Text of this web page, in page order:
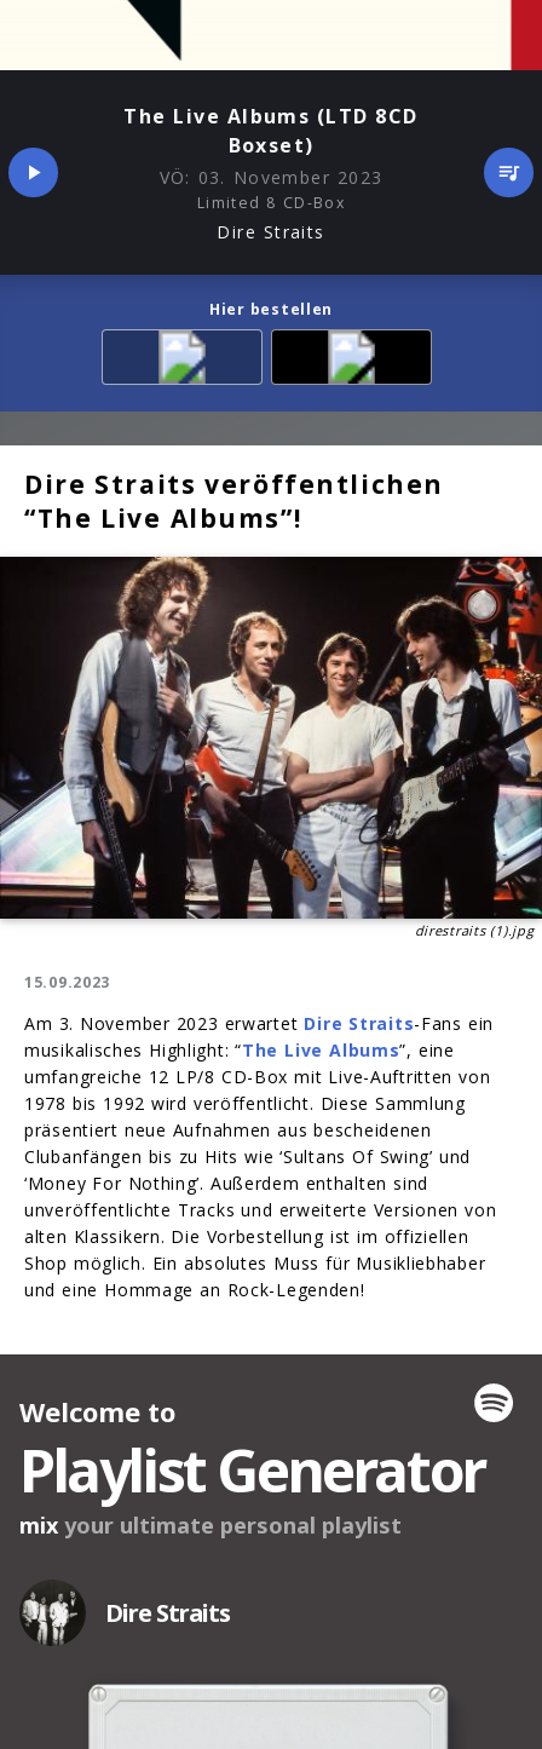
The Live Albums (LTD 8CD
Boxset)
VÖ: 03. November 2023
Limited 8 CD-Box
Dire Straits
Hier bestellen
Dire Straits veröffentlichen
“The Live Albums”!
direstraits (1).jpg
15.09.2023
Am 3. November 2023 erwartet Dire Straits-Fans ein
musikalisches Highlight: “The Live Albums”, eine
umfangreiche 12 LP/8 CD-Box mit Live-Auftritten von
1978 bis 1992 wird veröffentlicht. Diese Sammlung
präsentiert neue Aufnahmen aus bescheidenen
Clubanfängen bis zu Hits wie ‘Sultans Of Swing’ und
‘Money For Nothing’. Außerdem enthalten sind
unveröffentlichte Tracks und erweiterte Versionen von
alten Klassikern. Die Vorbestellung ist im offiziellen
Shop möglich. Ein absolutes Muss für Musikliebhaber
und eine Hommage an Rock-Legenden!